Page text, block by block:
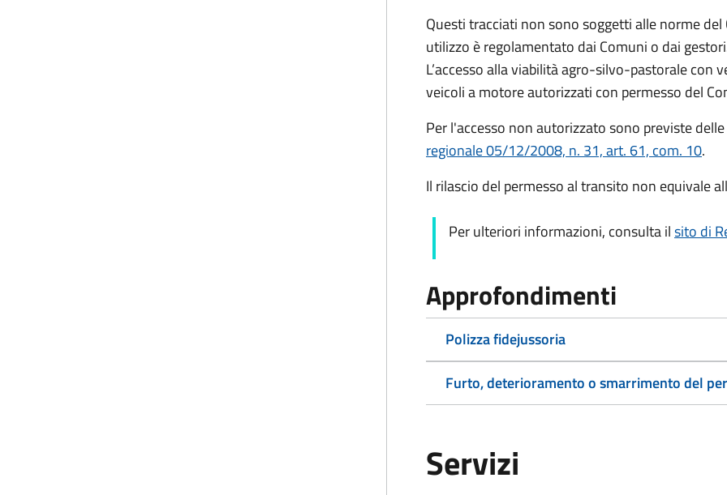
Questi tracciati non sono soggetti alle norme
utilizzo è regolamentato dai Comuni o dai
L’accesso alla viabilità agro-silvo-pastorale con
veicoli a motore autorizzati con permesso del
Per l'accesso non autorizzato sono previste
regionale 05/12/2008, n. 31, art. 61, com. 10.
Il rilascio del permesso al transito non equivale
Per ulteriori informazioni, consulta ilsito di
Approfondimenti
Polizza fidejussoria
Furto, deterioramento o smarrimento del
Servizi